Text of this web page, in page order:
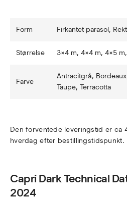
Form Firkantet parasol,
Størrelse 3×4 m, 4×4 m, 4×5
Farve
Antracitgrå,
Taupe, Terracotta
Den forventede leveringstid er ca
hverdag efter bestillingstidspunkt.
Capri Dark Technical
2024